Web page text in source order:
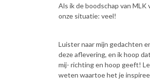
Als ik de boodschap van MLK
onze situatie: veel!
Luister naar mijn gedachten
deze aflevering, en ik hoop
mij- richting en hoop geeft!
weten waartoe het je